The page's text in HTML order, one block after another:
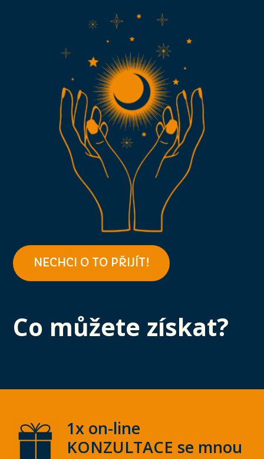
NECHCI O TO PŘIJÍT!
Co můžete získat?
1x on-line
KONZULTACE se mnou